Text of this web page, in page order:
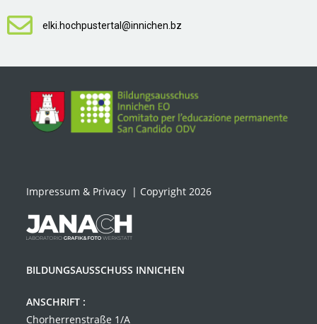
elki.hochpustertal@innichen.bz
Impressum & Privacy | Copyright 2026
BILDUNGSAUSSCHUSS INNICHEN
ANSCHRIFT :
Chorherrenstraße 1/A